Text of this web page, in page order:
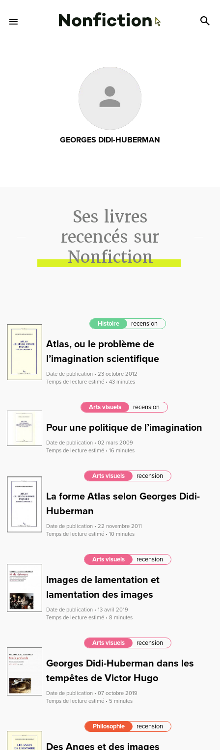
GEORGES DIDI-HUBERMAN
Ses livres
recencés sur
Nonfiction
Histoire recension
Atlas, ou le problème de
l’imagination scientifique
Date de publication • 23 octobre 2012
Temps de lecture estimé • 43 minutes
Arts visuels recension
Pour une politique de l’imagination
Date de publication • 02 mars 2009
Temps de lecture estimé • 16 minutes
Arts visuels recension
La forme Atlas selon Georges Didi-
Huberman
Date de publication • 22 novembre 2011
Temps de lecture estimé • 10 minutes
Arts visuels recension
Images de lamentation et
lamentation des images
Date de publication • 13 avril 2019
Temps de lecture estimé • 8 minutes
Arts visuels recension
Georges Didi-Huberman dans les
tempêtes de Victor Hugo
Date de publication • 07 octobre 2019
Temps de lecture estimé • 5 minutes
Philosophie recension
Des Anges et des images